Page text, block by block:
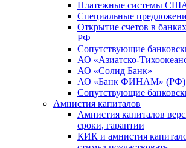
Платежные системы
Специальные
Открытие счетов в
РФ
Сопутствующие
АО «Азиатско-
АО «Солид Банк»
АО «Банк ФИНАМ» (РФ)
Сопутствующие
Амнистия капиталов
Амнистия капиталов
сроки, гарантии
КИК и амнистия